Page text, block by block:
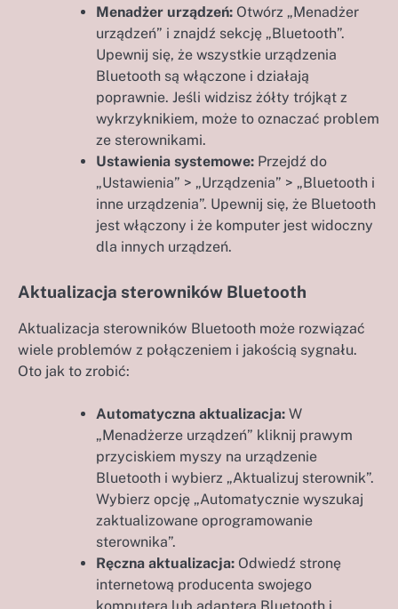
Menadżer urządzeń: Otwórz „Menadżer
urządzeń” i znajdź sekcję „Bluetooth”.
Upewnij się, że wszystkie urządzenia
Bluetooth są włączone i działają
poprawnie. Jeśli widzisz żółty trójkąt z
wykrzyknikiem, może to oznaczać problem
ze sterownikami.
Ustawienia systemowe: Przejdź do
„Ustawienia” > „Urządzenia” > „Bluetooth i
inne urządzenia”. Upewnij się, że Bluetooth
jest włączony i że komputer jest widoczny
dla innych urządzeń.
Aktualizacja sterowników Bluetooth
Aktualizacja sterowników Bluetooth może rozwiązać
wiele problemów z połączeniem i jakością sygnału.
Oto jak to zrobić:
Automatyczna aktualizacja: W
„Menadżerze urządzeń” kliknij prawym
przyciskiem myszy na urządzenie
Bluetooth i wybierz „Aktualizuj sterownik”.
Wybierz opcję „Automatycznie wyszukaj
zaktualizowane oprogramowanie
sterownika”.
Ręczna aktualizacja: Odwiedź stronę
internetową producenta swojego